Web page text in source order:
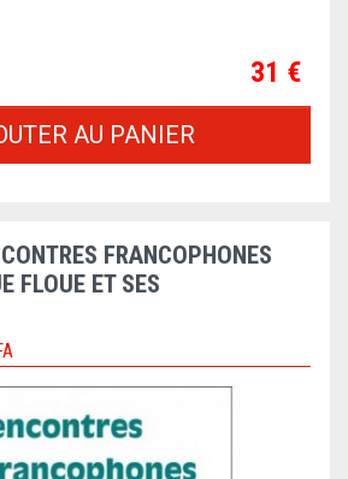
Prix
31 €
AU PANIER
FRANCOPHONES
FLOUE ET SES